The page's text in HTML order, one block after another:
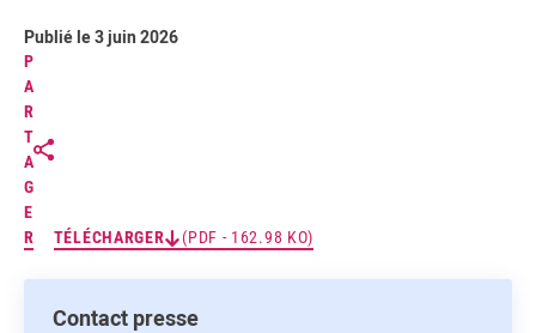
P
A
R
T
A
G
E
R
TÉLÉCHARGER (PDF - 162.98 KO)
Publié le 3 juin 2026
Contact presse